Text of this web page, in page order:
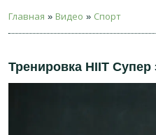
Главная » Видео » Спорт
Тренировка HIIT